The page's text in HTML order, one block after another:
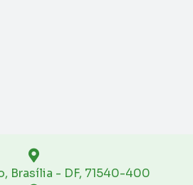
Brasília - DF, 71540-400